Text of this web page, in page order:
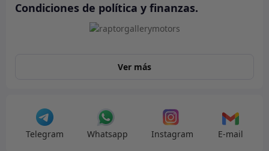
Condiciones de política y finanzas.
Ver más
Telegram Whatsapp Instagram E-mail